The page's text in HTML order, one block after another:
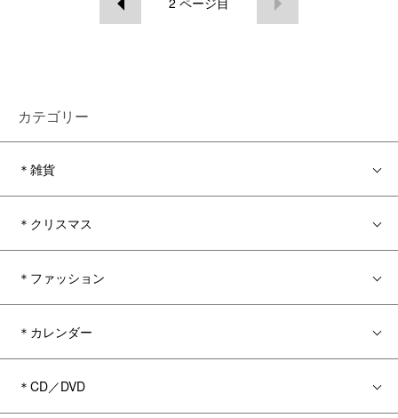
カテゴリー
＊雑貨
＊クリスマス
＊ファッション
＊カレンダー
＊CD／DVD